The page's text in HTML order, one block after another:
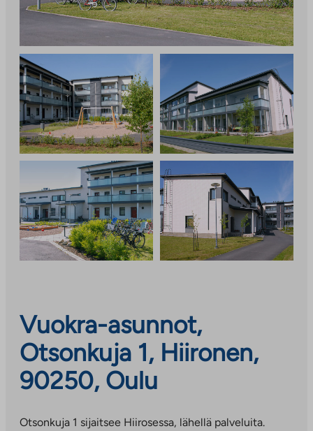
Vuokra-asunnot,
Otsonkuja 1, Hiironen,
90250, Oulu
Otsonkuja 1 sijaitsee Hiirosessa, lähellä palveluita.